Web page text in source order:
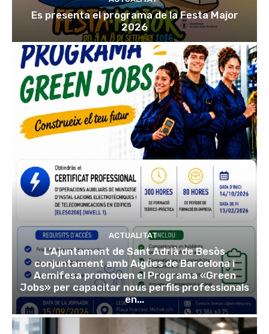
Es presenta el programa de la Festa Major
2026
ACTUALITAT
L’Ajuntament de Sant Adrià de Besòs
conjuntament amb Aigües de Barcelona i
Aemifesa promouen el Programa «Green
Jobs» per capacitar nous perfils professionals
en...